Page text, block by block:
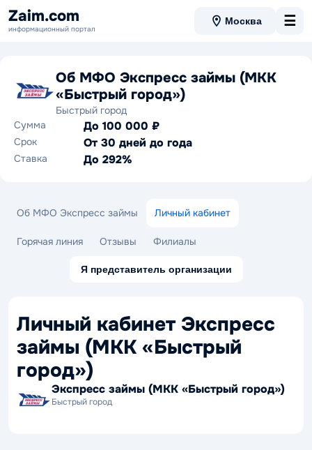
Zaim.com
информационный портал
Москва ☰
Об МФО Экспресс займы (МКК
«Быстрый город»)
Быстрый город
Сумма
До 100 000 ₽
Срок От 30 дней до года
Ставка До 292%
Об МФО Экспресс займы Личный кабинет
Горячая линия Отзывы Филиалы
Я представитель организации
Личный кабинет Экспресс
займы (МКК «Быстрый
город»)
Экспресс займы (МКК «Быстрый город»)
Быстрый город